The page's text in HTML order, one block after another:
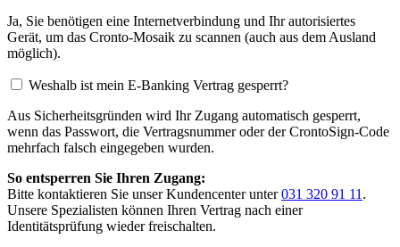
Ja, Sie benötigen eine Internetverbindung und Ihr autorisiertes
Gerät, um das Cronto-Mosaik zu scannen (auch aus dem Ausland
möglich).
Weshalb ist mein E-Banking Vertrag gesperrt?
Aus Sicherheitsgründen wird Ihr Zugang automatisch gesperrt,
wenn das Passwort, die Vertragsnummer oder der CrontoSign-Code
mehrfach falsch eingegeben wurden.
So entsperren Sie Ihren Zugang:
Bitte kontaktieren Sie unser Kundencenter unter031 320 91 11 .
Unsere Spezialisten können Ihren Vertrag nach einer
Identitätsprüfung wieder freischalten.